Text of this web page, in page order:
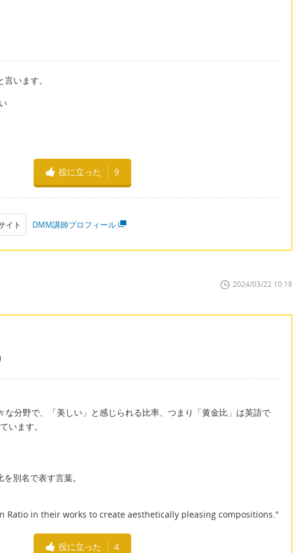
います。
役に立った 9
イト DMM講師プロフィール
2024/03/22 10:18
な分野で、「美しい」と感じられる比率、つまり「黄金比」は英語で
います。
別名で表す言葉。
Ratio in their works to create aesthetically pleasing compositions."
役に立った 4